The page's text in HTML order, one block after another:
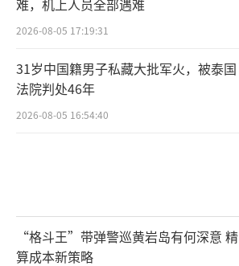
难，机上人员全部遇难
2026-08-05 17:19:31
31岁中国籍男子私藏大批军火，被泰国
法院判处46年
2026-08-05 16:54:40
“格斗王”带弹警巡黄岩岛有何深意 精
算成本新策略